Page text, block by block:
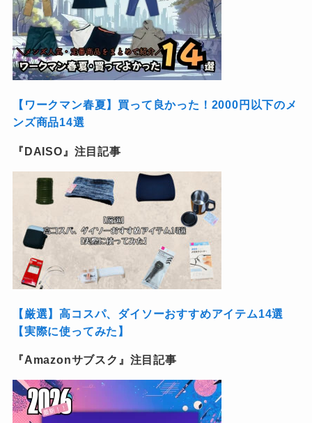
【ワークマン春夏】買って良かった！2000円以下のメ
ンズ商品14選
『DAISO』注目記事
【厳選】高コスパ、ダイソーおすすめアイテム14選
【実際に使ってみた】
『Amazonサブスク』注目記事